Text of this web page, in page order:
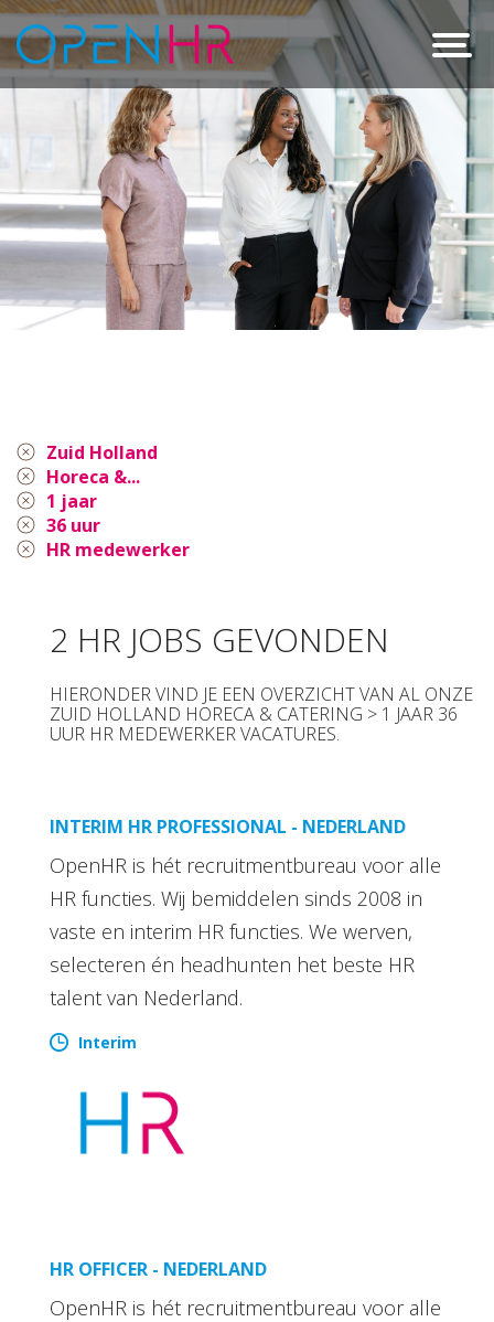
Zuid Holland
Horeca &...
1 jaar
36 uur
HR medewerker
2 HR JOBS GEVONDEN
HIERONDER VIND JE EEN OVERZICHT VAN AL ONZE
ZUID HOLLAND HORECA & CATERING > 1 JAAR 36
UUR HR MEDEWERKER VACATURES.
INTERIM HR PROFESSIONAL - NEDERLAND
OpenHR is hét recruitmentbureau voor alle
HR functies. Wij bemiddelen sinds 2008 in
vaste en interim HR functies. We werven,
selecteren én headhunten het beste HR
talent van Nederland.
Interim
HR OFFICER - NEDERLAND
OpenHR is hét recruitmentbureau voor alle